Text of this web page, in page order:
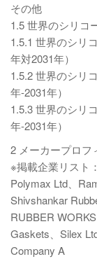
その他
1.5 世界のシリコ
1.5.1 世界のシリ
年対2031年）
1.5.2 世界のシリ
年-2031年）
1.5.3 世界のシリ
年-2031年）
2 メーカープロフ
※掲載企業リスト
Polymax Ltd、
Shivshankar
RUBBER
Gaskets、Silex
Company A